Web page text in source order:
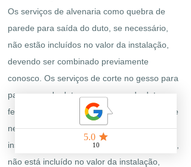
Os serviços de alvenaria como quebra de
parede para saída do duto, se necessário,
não estão incluídos no valor da instalação,
devendo ser combinado previamente
conosco. Os serviços de corte no gesso para
passagem do duto, a passagem do duto e o
fechamento com gesso em torno da coifa, se
necessário, estão sim incluídos no valor da
instalação. Serviço de pintura, se necessário,
não está incluído no valor da instalação,